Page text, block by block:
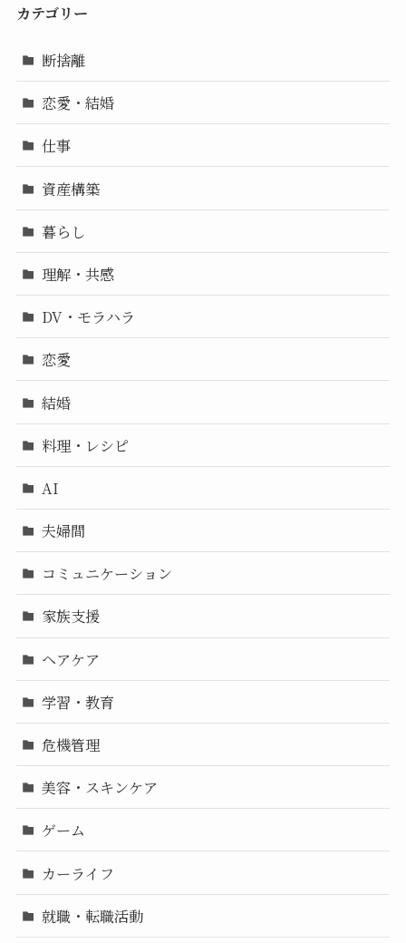
カテゴリー
断捨離
恋愛・結婚
仕事
資産構築
暮らし
理解・共感
DV・モラハラ
恋愛
結婚
料理・レシピ
AI
夫婦間
コミュニケーション
家族支援
ヘアケア
学習・教育
危機管理
美容・スキンケア
ゲーム
カーライフ
就職・転職活動